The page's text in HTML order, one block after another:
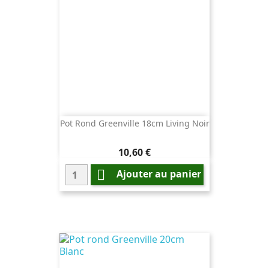
Pot Rond Greenville 18cm Living Noir
Prix
10,60 €
 Ajouter au panier